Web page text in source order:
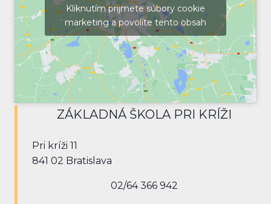
Kliknutím prijmete súbory cookie
marketing a povolíte tento obsah
ZÁKLADNÁ ŠKOLA PRI KRÍŽI
Pri kríži 11
841 02 Bratislava
02/64 366 942